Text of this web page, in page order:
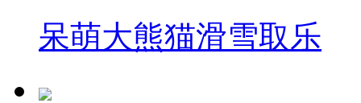
呆萌大熊猫滑雪取乐